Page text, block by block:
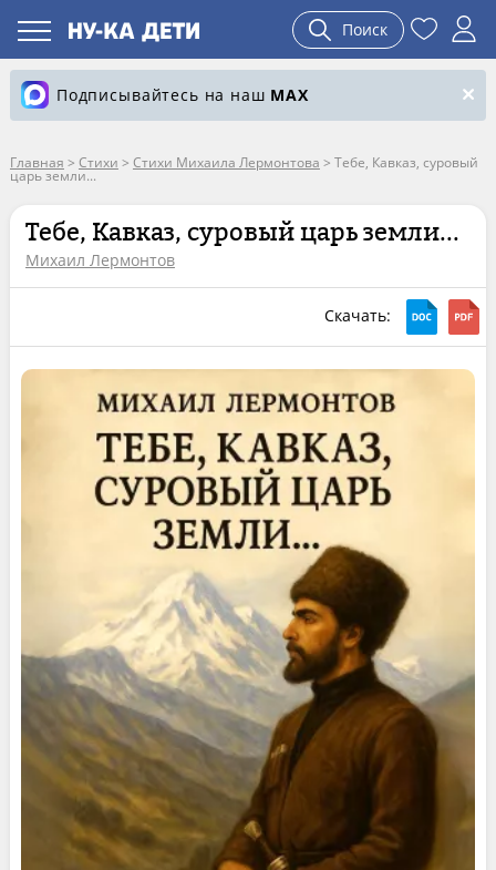
Поиск
Подписывайтесь на наш MAX
Главная > Стихи > Стихи Михаила Лермонтова > Тебе, Кавказ, суровый
царь земли...
Тебе, Кавказ, суровый царь земли...
Михаил Лермонтов
Скачать: